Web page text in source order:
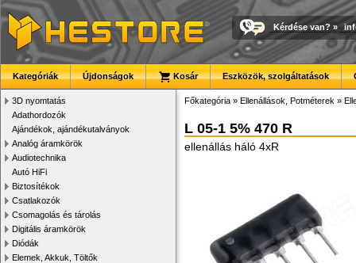
Kérdése van? »
Kategóriák Újdonságok Kosár Eszközök, szolgáltatások
3D nyomtatás
Adathordozók
Ajándékok, ajándékutalványok
Analóg áramkörök
Audiotechnika
Autó HiFi
Biztosítékok
Csatlakozók
Csomagolás és tárolás
Digitális áramkörök
Diódák
Elemek, Akkuk, Töltők
Főkategória » Ellenállások, Potméterek »
L 05-1 5% 470 R
ellenállás háló 4xR